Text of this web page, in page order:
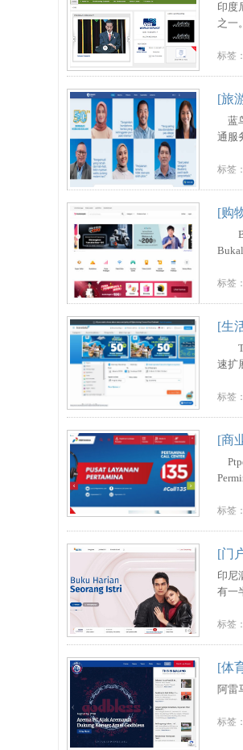
印度
之一
标签：
[旅
蓝
通服
标签：
[购
标签：
[生
速扩
标签：
[商
标签：
[门
印尼
有一
标签：
[体
阿雷
标签：